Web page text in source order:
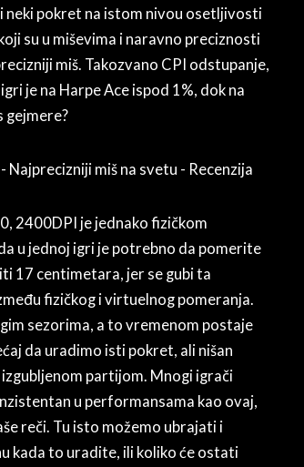
neki pokret na istom nivou osetljivosti
su u miševima i naravno preciznosti
miš. Takozvano CPI odstupanje,
je na Harpe Ace ispod 1%, dok na
gejmere?
2400DPI je jednako fizičkom
u jednoj igri je potrebno da pomerite
17 centimetara, jer se gubi ta
fizičkog i virtuelnog pomeranja.
sezorima, a to vremenom postaje
da uradimo isti pokret, ali nišan
partijom. Mnogi igrači
u performansama kao ovaj,
reči. Tu isto možemo ubrajati i
kada to uradite, ili koliko će ostati